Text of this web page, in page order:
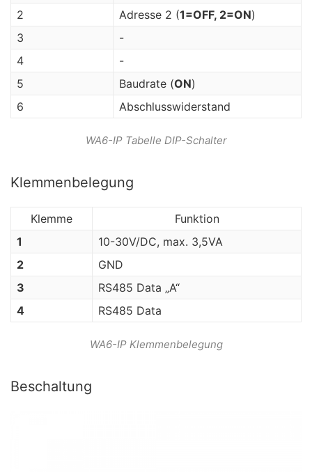
2
Adresse 2 (1=OFF, 2=ON)
3
-
4
-
5
Baudrate (ON)
6
Abschlusswiderstand
WA6-IP Tabelle DIP-Schalter
Klemmenbelegung
Klemme
Funktion
1
10-30V/DC, max. 3,5VA
2
GND
3
RS485 Data „A“
4
RS485 Data
WA6-IP Klemmenbelegung
Beschaltung